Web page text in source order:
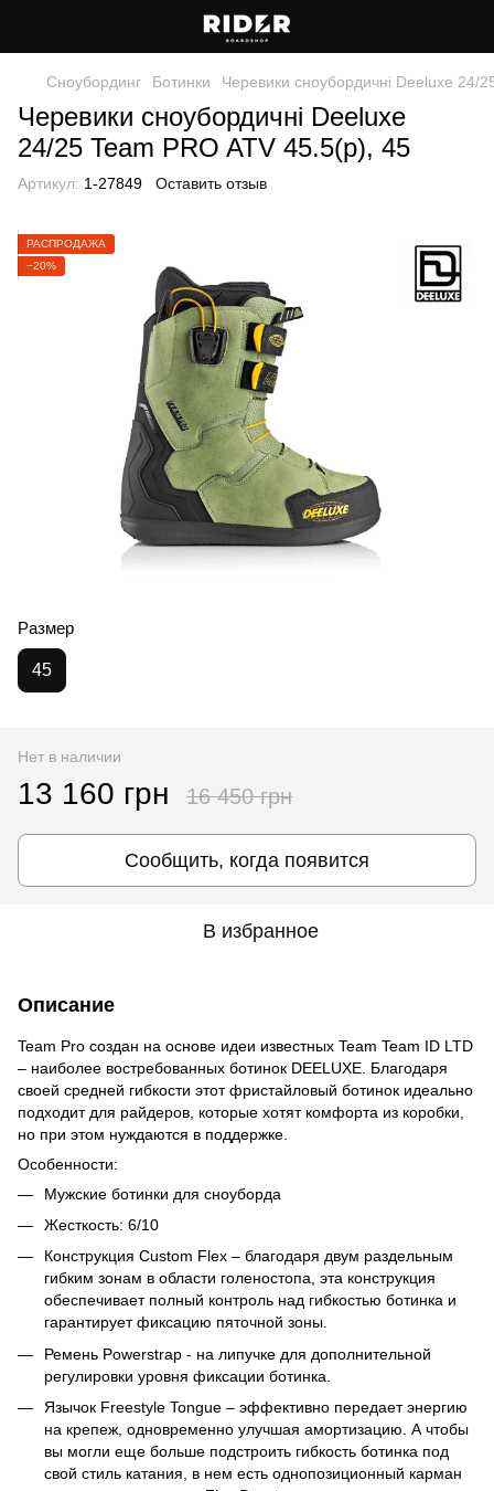
Сноубординг Ботинки Черевики сноубордичні Deeluxe 24/
Черевики сноубордичні Deeluxe
24/25 Team PRO ATV 45.5(р), 45
Артикул: 1-27849 Оставить отзыв
РАСПРОДАЖА
−20%
Размер
45
Нет в наличии
13 160 грн 16 450 грн
Сообщить, когда появится
В избранное
Описание
Team Pro создан на основе идеи известных Team Team ID LTD
– наиболее востребованных ботинок DEELUXE. Благодаря
своей средней гибкости этот фристайловый ботинок идеально
подходит для райдеров, которые хотят комфорта из коробки,
но при этом нуждаются в поддержке.
Особенности:
Мужские ботинки для сноуборда
Жесткость: 6/10
Конструкция Custom Flex – благодаря двум раздельным
гибким зонам в области голеностопа, эта конструкция
обеспечивает полный контроль над гибкостью ботинка и
гарантирует фиксацию пяточной зоны.
Ремень Powerstrap - на липучке для дополнительной
регулировки уровня фиксации ботинка.
Язычок Freestyle Tongue – эффективно передает энергию
на крепеж, одновременно улучшая амортизацию. А чтобы
вы могли еще больше подстроить гибкость ботинка под
свой стиль катания, в нем есть однопозиционный карман